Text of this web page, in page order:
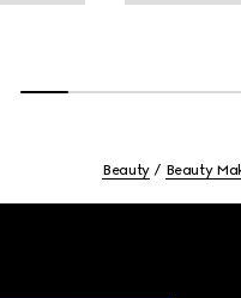
Beauty Beauty